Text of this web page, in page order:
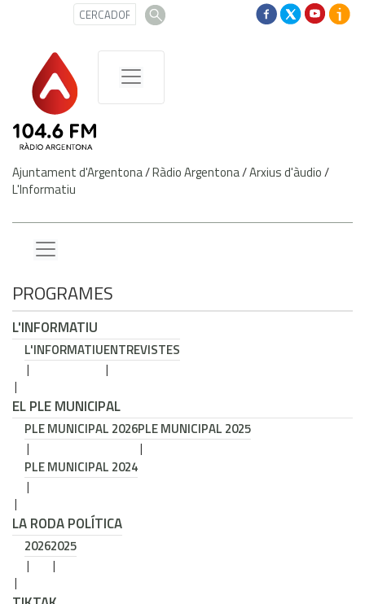
Ajuntament d'Argentona/Ràdio Argentona/Arxius d'àudio/
L'Informatiu
PROGRAMES
L'INFORMATIU
L'INFORMATIUENTREVISTES
EL PLE MUNICIPAL
PLE MUNICIPAL 2026PLE MUNICIPAL 2025
PLE MUNICIPAL 2024
LA RODA POLÍTICA
20262025